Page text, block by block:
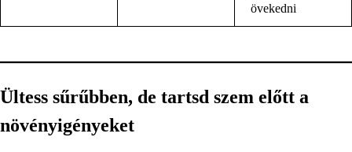
övekedni
Ültess sűrűbben, de tartsd szem előtt a
növényigényeket